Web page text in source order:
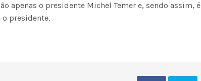
apenas o presidente Michel Temer e, sendo assim, é
presidente.